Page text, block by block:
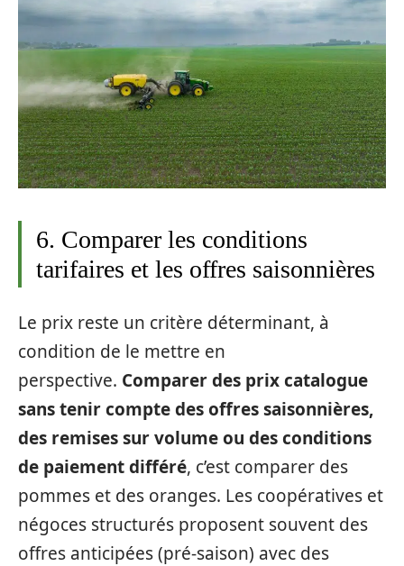
6. Comparer les conditions
tarifaires et les offres saisonnières
Le prix reste un critère déterminant, à
condition de le mettre en
perspective. Comparer des prix catalogue
sans tenir compte des offres saisonnières,
des remises sur volume ou des conditions
de paiement différé, c’est comparer des
pommes et des oranges. Les coopératives et
négoces structurés proposent souvent des
offres anticipées (pré-saison) avec des